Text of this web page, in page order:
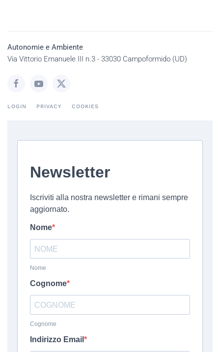
Autonomie e Ambiente
Via Vittorio Emanuele III n.3 - 33030 Campoformido (UD)
LOGIN PRIVACY COOKIES